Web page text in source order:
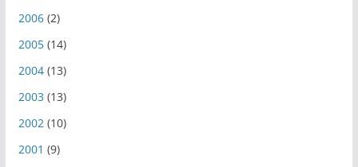
2006(2)
2005(14)
2004(13)
2003 (13)
2002(10)
2001 (9)